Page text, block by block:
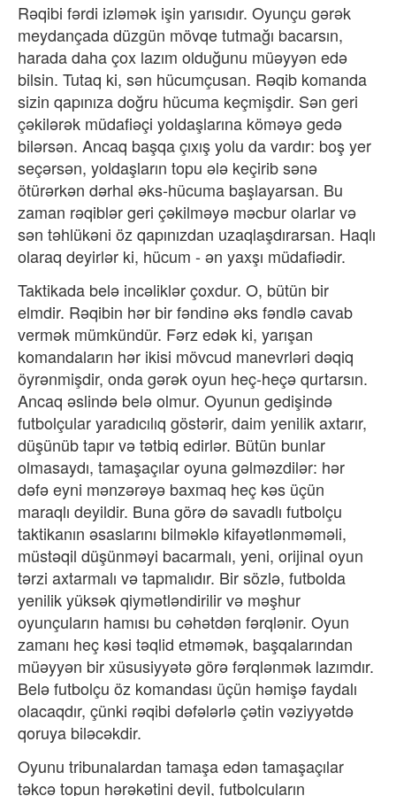
Rəqibi fərdi izləmək işin yarısıdır. Oyunçu gərək
meydançada düzgün mövqe tutmağı bacarsın,
harada daha çox lazım olduğunu müəyyən edə
bilsin. Tutaq ki, sən hücumçusan. Rəqib komanda
sizin qapınıza doğru hücuma keçmişdir. Sən geri
çəkilərək müdafiəçi yoldaşlarına köməyə gedə
bilərsən. Ancaq başqa çıxış yolu da vardır: boş yer
seçərsən, yoldaşların topu ələ keçirib sənə
ötürərkən dərhal əks-hücuma başlayarsan. Bu
zaman rəqiblər geri çəkilməyə məcbur olarlar və
sən təhlükəni öz qapınızdan uzaqlaşdırarsan. Haqlı
olaraq deyirlər ki, hücum - ən yaxşı müdafiədir.
Taktikada belə incəliklər çoxdur. O, bütün bir
elmdir. Rəqibin hər bir fəndinə əks fəndlə cavab
vermək mümkündür. Fərz edək ki, yarışan
komandaların hər ikisi mövcud manevrləri dəqiq
öyrənmişdir, onda gərək oyun heç-heçə qurtarsın.
Ancaq əslində belə olmur. Oyunun gedişində
futbolçular yaradıcılıq göstərir, daim yenilik axtarır,
düşünüb tapır və tətbiq edirlər. Bütün bunlar
olmasaydı, tamaşaçılar oyuna gəlməzdilər: hər
dəfə eyni mənzərəyə baxmaq heç kəs üçün
maraqlı deyildir. Buna görə də savadlı futbolçu
taktikanın əsaslarını bilməklə kifayətlənməməli,
müstəqil düşünməyi bacarmalı, yeni, orijinal oyun
tərzi axtarmalı və tapmalıdır. Bir sözlə, futbolda
yenilik yüksək qiymətləndirilir və məşhur
oyunçuların hamısı bu cəhətdən fərqlənir. Oyun
zamanı heç kəsi təqlid etməmək, başqalarından
müəyyən bir xüsusiyyətə görə fərqlənmək lazımdır.
Belə futbolçu öz komandası üçün həmişə faydalı
olacaqdır, çünki rəqibi dəfələrlə çətin vəziyyətdə
qoruya biləcəkdir.
Oyunu tribunalardan tamaşa edən tamaşaçılar
təkcə topun hərəkətini deyil, futbolçuların